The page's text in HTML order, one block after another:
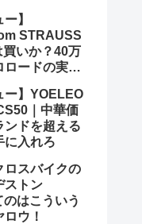
シン
】
STRAUSS
買いか？40万
ロードの実力
ー】YOELEO
｜中華価
ンドを超える
に入れろ
ロスバイクの
ストン
のはこういう
ウ！